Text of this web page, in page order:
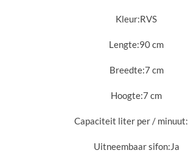
Kleur:RVS
Lengte:90 cm
Breedte:7 cm
Hoogte:7 cm
Capaciteit liter per / minuut:
Uitneembaar sifon:Ja